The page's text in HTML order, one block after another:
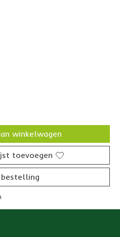
winkelwagen
toevoegen